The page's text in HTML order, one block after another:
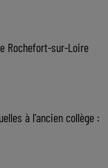
Rochefort-sur-Loire
à l'ancien collège :